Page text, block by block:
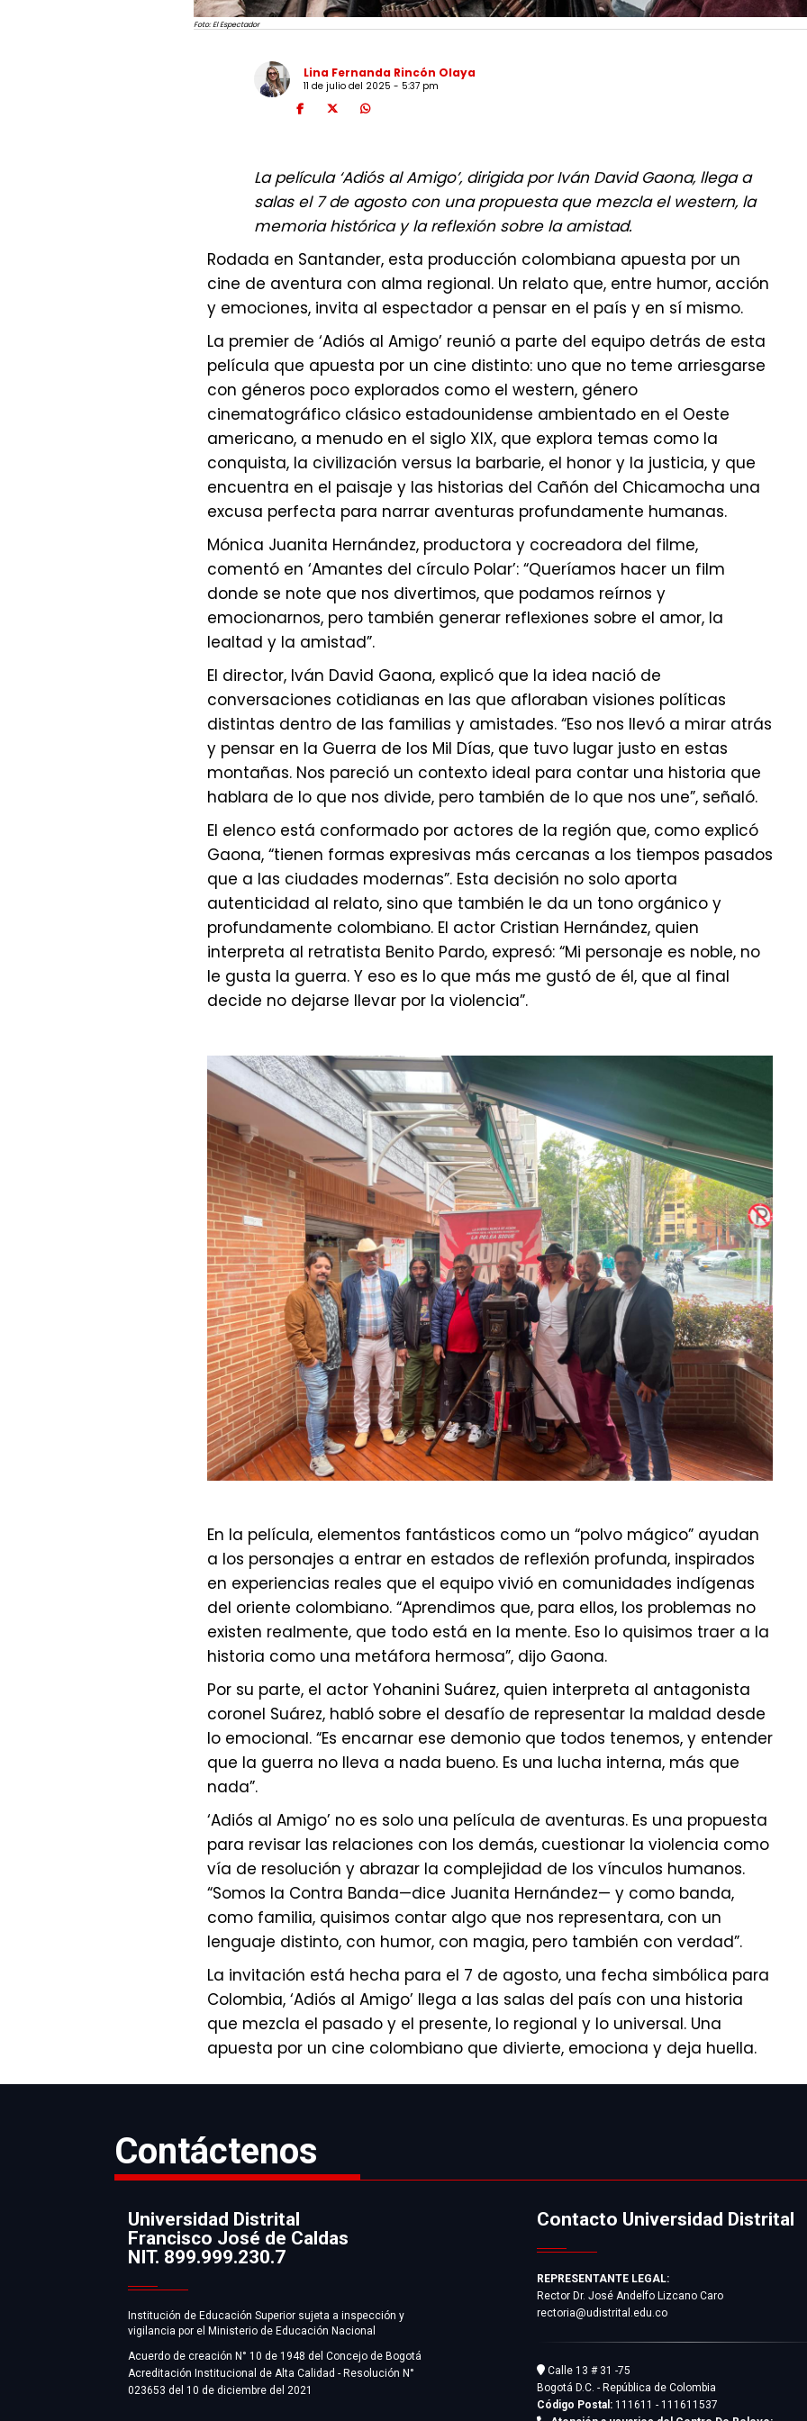
Foto: El Espectador
Lina Fernanda Rincón Olaya
11 de julio del 2025 - 5:37 pm
La película ‘Adiós al Amigo’, dirigida por Iván David Gaona, llega a
salas el 7 de agosto con una propuesta que mezcla el western, la
memoria histórica y la reflexión sobre la amistad.
Rodada en Santander, esta producción colombiana apuesta por un
cine de aventura con alma regional. Un relato que, entre humor, acción
y emociones, invita al espectador a pensar en el país y en sí mismo.
La premier de ‘Adiós al Amigo’ reunió a parte del equipo detrás de esta
película que apuesta por un cine distinto: uno que no teme arriesgarse
con géneros poco explorados como el western, género
cinematográfico clásico estadounidense ambientado en el Oeste
americano, a menudo en el siglo XIX, que explora temas como la
conquista, la civilización versus la barbarie, el honor y la justicia, y que
encuentra en el paisaje y las historias del Cañón del Chicamocha una
excusa perfecta para narrar aventuras profundamente humanas.
Mónica Juanita Hernández, productora y cocreadora del filme,
comentó en ‘Amantes del círculo Polar’: “Queríamos hacer un film
donde se note que nos divertimos, que podamos reírnos y
emocionarnos, pero también generar reflexiones sobre el amor, la
lealtad y la amistad”.
El director, Iván David Gaona, explicó que la idea nació de
conversaciones cotidianas en las que afloraban visiones políticas
distintas dentro de las familias y amistades. “Eso nos llevó a mirar atrás
y pensar en la Guerra de los Mil Días, que tuvo lugar justo en estas
montañas. Nos pareció un contexto ideal para contar una historia que
hablara de lo que nos divide, pero también de lo que nos une”, señaló.
El elenco está conformado por actores de la región que, como explicó
Gaona, “tienen formas expresivas más cercanas a los tiempos pasados
que a las ciudades modernas”. Esta decisión no solo aporta
autenticidad al relato, sino que también le da un tono orgánico y
profundamente colombiano. El actor Cristian Hernández, quien
interpreta al retratista Benito Pardo, expresó: “Mi personaje es noble, no
le gusta la guerra. Y eso es lo que más me gustó de él, que al final
decide no dejarse llevar por la violencia”.
En la película, elementos fantásticos como un “polvo mágico” ayudan
a los personajes a entrar en estados de reflexión profunda, inspirados
en experiencias reales que el equipo vivió en comunidades indígenas
del oriente colombiano. “Aprendimos que, para ellos, los problemas no
existen realmente, que todo está en la mente. Eso lo quisimos traer a la
historia como una metáfora hermosa”, dijo Gaona.
Por su parte, el actor Yohanini Suárez, quien interpreta al antagonista
coronel Suárez, habló sobre el desafío de representar la maldad desde
lo emocional. “Es encarnar ese demonio que todos tenemos, y entender
que la guerra no lleva a nada bueno. Es una lucha interna, más que
nada”.
‘Adiós al Amigo’ no es solo una película de aventuras. Es una propuesta
para revisar las relaciones con los demás, cuestionar la violencia como
vía de resolución y abrazar la complejidad de los vínculos humanos.
“Somos la Contra Banda—dice Juanita Hernández— y como banda,
como familia, quisimos contar algo que nos representara, con un
lenguaje distinto, con humor, con magia, pero también con verdad”.
La invitación está hecha para el 7 de agosto, una fecha simbólica para
Colombia, ‘Adiós al Amigo’ llega a las salas del país con una historia
que mezcla el pasado y el presente, lo regional y lo universal. Una
apuesta por un cine colombiano que divierte, emociona y deja huella.
Contáctenos
Información
Universidad Distrital
Francisco José de Caldas
NIT. 899.999.230.7
Institución de Educación Superior sujeta a inspección y
vigilancia por el Ministerio de Educación Nacional
Acuerdo de creación N° 10 de 1948 del Concejo de Bogotá
Acreditación Institucional de Alta Calidad - Resolución N°
023653 del 10 de diciembre del 2021
Contacto Universidad Distrital
REPRESENTANTE LEGAL:
Rector Dr. José Andelfo Lizcano Caro
rectoria@udistrital.edu.co
Calle 13 # 31 -75
Bogotá D.C. - República de Colombia
Código Postal: 111611 - 111611537